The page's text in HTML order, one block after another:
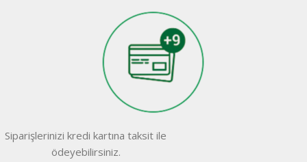
Siparişlerinizi kredi kartına taksit ile
ödeyebilirsiniz.